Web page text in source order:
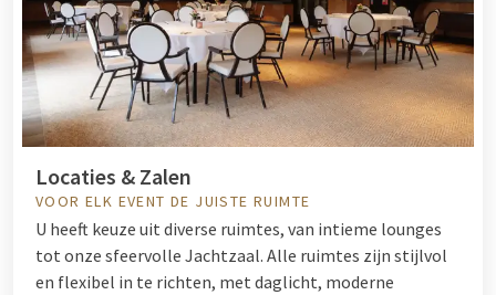
Locaties & Zalen
VOOR ELK EVENT DE JUISTE RUIMTE
U heeft keuze uit diverse ruimtes, van intieme lounges
tot onze sfeervolle Jachtzaal. Alle ruimtes zijn stijlvol
en flexibel in te richten, met daglicht, moderne